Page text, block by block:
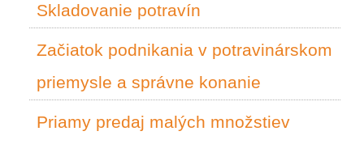
Skladovanie potravín
Začiatok podnikania v potravinárskom
priemysle a správne konanie
Priamy predaj malých množstiev